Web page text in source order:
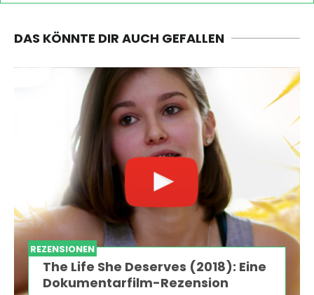
DAS KÖNNTE DIR AUCH GEFALLEN
REZENSIONEN
The Life She Deserves (2018): Eine
Dokumentarfilm-Rezension